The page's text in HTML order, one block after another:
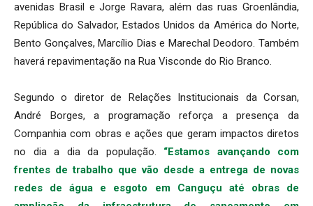
avenidas Brasil e Jorge Ravara, além das ruas Groenlândia,
República do Salvador, Estados Unidos da América do Norte,
Bento Gonçalves, Marcílio Dias e Marechal Deodoro. Também
haverá repavimentação na Rua Visconde do Rio Branco.
Segundo o diretor de Relações Institucionais da Corsan,
André Borges, a programação reforça a presença da
Companhia com obras e ações que geram impactos diretos
no dia a dia da população. “Estamos avançando com
frentes de trabalho que vão desde a entrega de novas
redes de água e esgoto em Canguçu até obras de